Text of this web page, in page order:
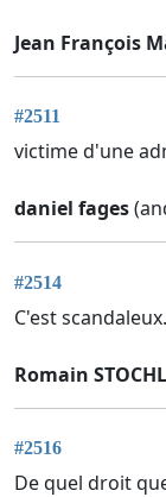
Jean François
#2511
victime d'une
daniel fages
#2514
C'est scandaleux.
Romain STOCHL
#2516
De quel droit